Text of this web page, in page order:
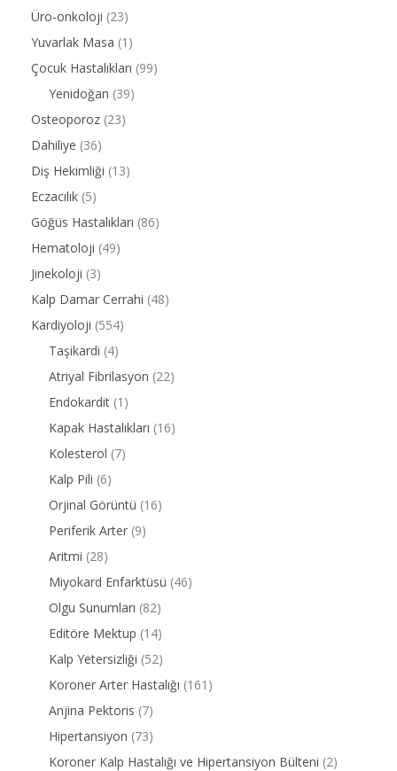
Üro-onkoloji (23)
Yuvarlak Masa (1)
Çocuk Hastalıkları (99)
Yenidoğan (39)
Osteoporoz (23)
Dahiliye (36)
Diş Hekimliği (13)
Eczacılık (5)
Göğüs Hastalıkları (86)
Hematoloji (49)
Jinekoloji (3)
Kalp Damar Cerrahi (48)
Kardiyoloji (554)
Taşikardi (4)
Atriyal Fibrilasyon (22)
Endokardit (1)
Kapak Hastalıkları (16)
Kolesterol (7)
Kalp Pili (6)
Orjinal Görüntü (16)
Periferik Arter (9)
Aritmi (28)
Miyokard Enfarktüsü (46)
Olgu Sunumları (82)
Editöre Mektup (14)
Kalp Yetersizliği (52)
Koroner Arter Hastalığı (161)
Anjina Pektoris (7)
Hipertansiyon (73)
Koroner Kalp Hastalığı ve Hipertansiyon Bülteni (2)